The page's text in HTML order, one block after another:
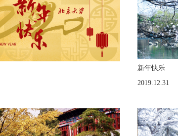
新年快乐
2019.12.31